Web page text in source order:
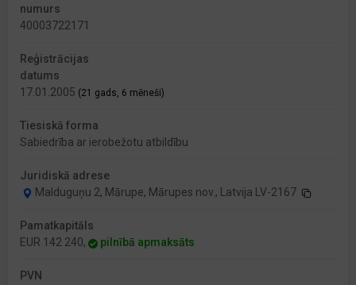
numurs
40003722171
Reģistrācijas
datums
17.01.2005 (21 gads, 6 mēneši)
Tiesiskā forma
Sabiedrība ar ierobežotu atbildību
Juridiskā adrese
Malduguņu 2, Mārupe, Mārupes nov., Latvija LV-2167
Pamatkapitāls
EUR 142 240,
pilnībā apmaksāts
PVN